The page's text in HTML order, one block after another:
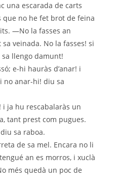
una escarada de carts
no he fet brot de feina
—No la fasses an
veinada. No la fasses! si
llengo damunt!
e-hi hauràs d’anar! i
no anar-hi! diu sa
ja hu rescabalaràs un
tant prest com pugues.
sa raboa.
de sa mel. Encara no li
an es morros, i xuclà
més quedà un poc de